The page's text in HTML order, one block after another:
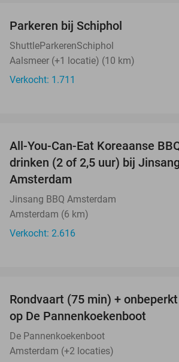
Parkeren bij Schiphol
ShuttleParkerenSchiphol
Aalsmeer (+1 locatie) (10 km)
Verkocht: 1.711
All-You-Can-Eat Koreaanse
drinken (2 of 2,5 uur) bij
Amsterdam
Jinsang BBQ Amsterdam
Amsterdam (6 km)
Verkocht: 2.616
Rondvaart (75 min) +
op De Pannenkoekenboot
De Pannenkoekenboot
Amsterdam (+2 locaties)